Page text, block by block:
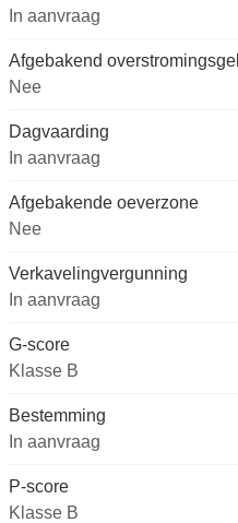
In aanvraag
Afgebakend
Nee
Dagvaarding
In aanvraag
Afgebakende oeverzone
Nee
Verkavelingvergunning
In aanvraag
G-score
Klasse B
Bestemming
In aanvraag
P-score
Klasse B